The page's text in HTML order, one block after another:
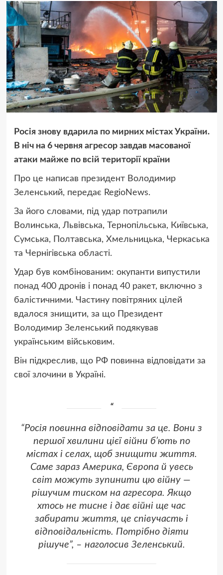
Росія знову вдарила по мирних містах України.
В ніч на 6 червня агресор завдав масованої
атаки майже по всій території країни
Про це написав президент Володимир
Зеленський, передає RegioNews.
За його словами, під удар потрапили
Волинська, Львівська, Тернопільська, Київська,
Сумська, Полтавська, Хмельницька, Черкаська
та Чернігівська області.
Удар був комбінованим: окупанти випустили
понад 400 дронів і понад 40 ракет, включно з
балістичними. Частину повітряних цілей
вдалося знищити, за що Президент
Володимир Зеленський подякував
українським військовим.
Він підкреслив, що РФ повинна відповідати за
свої злочини в Україні.
“Росія повинна відповідати за це. Вони з
першої хвилини цієї війни б’ють по
містах і селах, щоб знищити життя.
Саме зараз Америка, Європа й увесь
світ можуть зупинити цю війну —
рішучим тиском на агресора. Якщо
хтось не тисне і дає війні ще час
забирати життя, це співучасть і
відповідальність. Потрібно діяти
рішуче”, – наголосив Зеленський.